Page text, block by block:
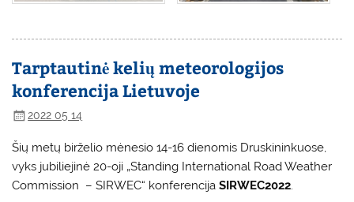
Tarptautinė kelių meteorologijos
konferencija Lietuvoje
2022 05 14
Šių metų birželio mėnesio 14-16 dienomis Druskininkuose,
vyks jubiliejinė 20-oji „Standing International Road Weather
Commission – SIRWEC“ konferencijaSIRWEC2022